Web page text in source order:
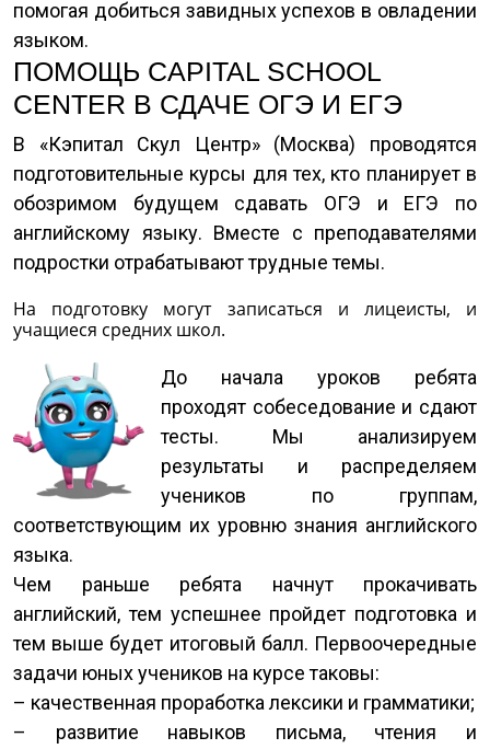
помогая добиться завидных успехов в овладении
языком.
ПОМОЩЬ CAPITAL SCHOOL
CENTER В СДАЧЕ ОГЭ И ЕГЭ
В «Кэпитал Скул Центр» (Москва) проводятся
подготовительные курсы для тех, кто планирует в
обозримом будущем сдавать ОГЭ и ЕГЭ по
английскому языку. Вместе с преподавателями
подростки отрабатывают трудные темы.
На подготовку могут записаться и лицеисты, и
учащиеся средних школ.
До начала уроков ребята
проходят собеседование и сдают
тесты. Мы анализируем
результаты и распределяем
учеников по группам,
соответствующим их уровню знания английского
языка.
Чем раньше ребята начнут прокачивать
английский, тем успешнее пройдет подготовка и
тем выше будет итоговый балл. Первоочередные
задачи юных учеников на курсе таковы:
– качественная проработка лексики и грамматики;
– развитие навыков письма, чтения и